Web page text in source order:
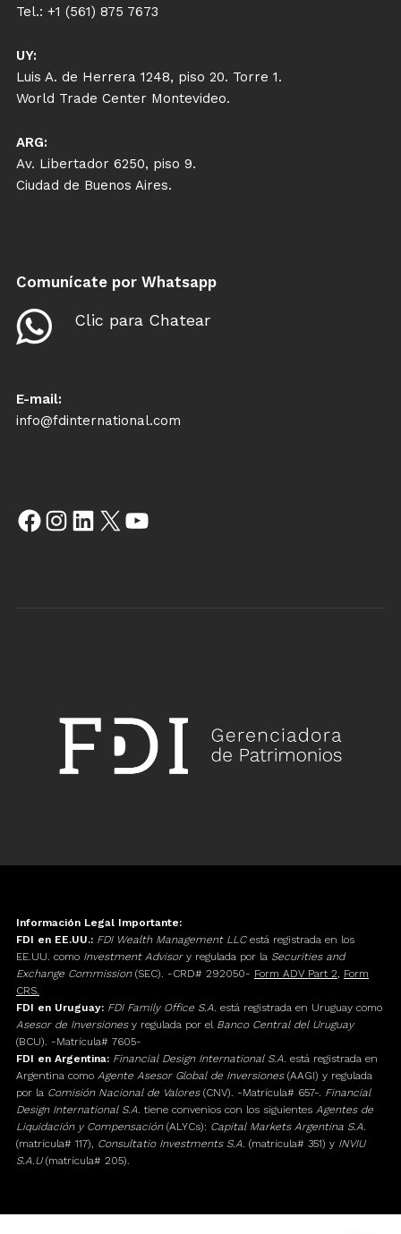
Tel.: +1 (561) 875 7673
UY:
Luis A. de Herrera 1248, piso 20. Torre 1.
World Trade Center Montevideo.
ARG:
Av. Libertador 6250, piso 9.
Ciudad de Buenos Aires.
Comunícate por Whatsapp
Clic para Chatear
E-mail:
info@fdinternational.com
Información Legal Importante:
FDI en EE.UU.: FDI Wealth Management LLCestá registrada en los
EE.UU. como Investment Advisory regulada por la Securities and
Exchange Commission(SEC). -CRD# 292050- Form ADV Part 2
Form
CRS.
FDI en Uruguay: FDI Family Office S.A. está registrada en Uruguay como
Asesor de Inversionesy regulada por el Banco Central del Uruguay
(BCU). -Matrícula# 7605-
FDI en Argentina: Financial Design International S.A. está registrada en
Argentina como Agente Asesor Global de Inversiones(AAGI) y regulada
por la Comisión Nacional de Valores(CNV). -Matrícula# 657-. Financial
Design International S.A. tiene convenios con los siguientes Agentes de
Liquidación y Compensación(ALYCs): Capital Markets Argentina S.A.
(matrícula# 117), Consultatio Investments S.A. (matrícula# 351) y INVIU
S.A.U(matrícula# 205).